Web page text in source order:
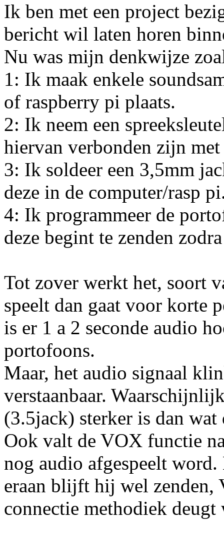
Ik ben met een project
bericht wil laten horen
Nu was mijn denkwijze
1: Ik maak enkele
of raspberry pi plaats.
2: Ik neem een
hiervan verbonden zijn
3: Ik soldeer een 3,5mm
deze in de computer/rasp
4: Ik programmeer de
deze begint te zenden
Tot zover werkt het, soort
speelt dan gaat voor korte
is er 1 a 2 seconde audio
portofoons.
Maar, het audio signaal
verstaanbaar.
(3.5jack) sterker is dan
Ook valt de VOX functie
nog audio afgespeelt word.
eraan blijft hij wel zenden,
connectie methodiek